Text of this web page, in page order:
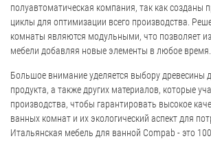
полуавтоматическая компания, так как созданы
циклы для оптимизации всего производства.
комнаты являются модульными, что позволяет
мебели добавляя новые элементы в любое время.
Большое внимание уделяется выбору древесины
продукта, а также других материалов, которые
производства, чтобы гарантировать высокое
ванных комнат и их экологический аспект для
Итальянская мебель для ванной Compab - это